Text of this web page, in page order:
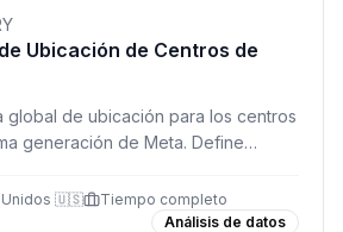
Ubicación de Centros de
global de ubicación para los centros
generación de Meta. Define
Unidos 🇺🇸
Tiempo completo
Análisis de datos